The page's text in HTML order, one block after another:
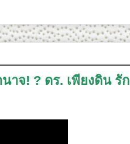
าจ! ? ดร. เพียงดิน รัก